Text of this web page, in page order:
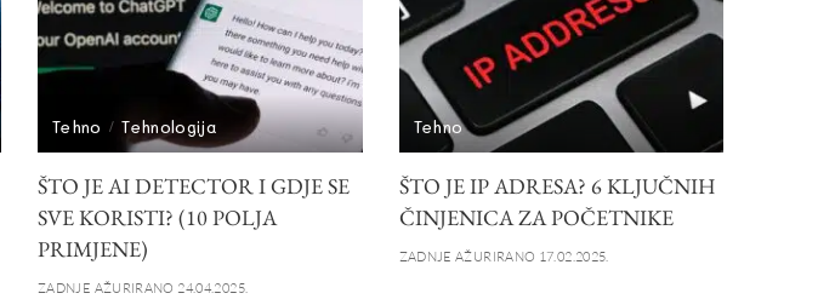
Tehno Tehnologija
ŠTO JE AI DETECTOR I GDJE SE
SVE KORISTI? (10 POLJA
PRIMJENE)
ZADNJE AŽURIRANO 24.04.2025.
Tehno
ŠTO JE IP ADRESA? 6 KLJUČNIH
ČINJENICA ZA POČETNIKE
ZADNJE AŽURIRANO 17.02.2025.